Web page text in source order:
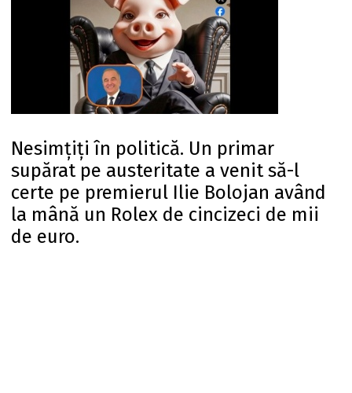
Nesimțiți în politică. Un primar
supărat pe austeritate a venit să-l
certe pe premierul Ilie Bolojan având
la mână un Rolex de cincizeci de mii
de euro.